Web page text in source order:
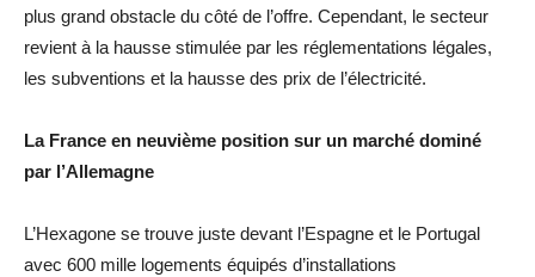
plus grand obstacle du côté de l’offre. Cependant, le secteur
revient à la hausse stimulée par les réglementations légales,
les subventions et la hausse des prix de l’électricité.
La France en neuvième position sur un marché dominé
par l’Allemagne
L’Hexagone se trouve juste devant l’Espagne et le Portugal
avec 600 mille logements équipés d’installations